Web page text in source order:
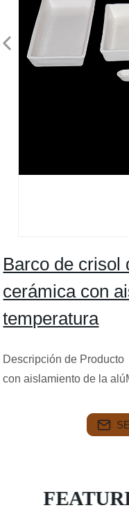
Barco de crisol
cerámica con
temperatura
Descripción de
con aislamiento de la